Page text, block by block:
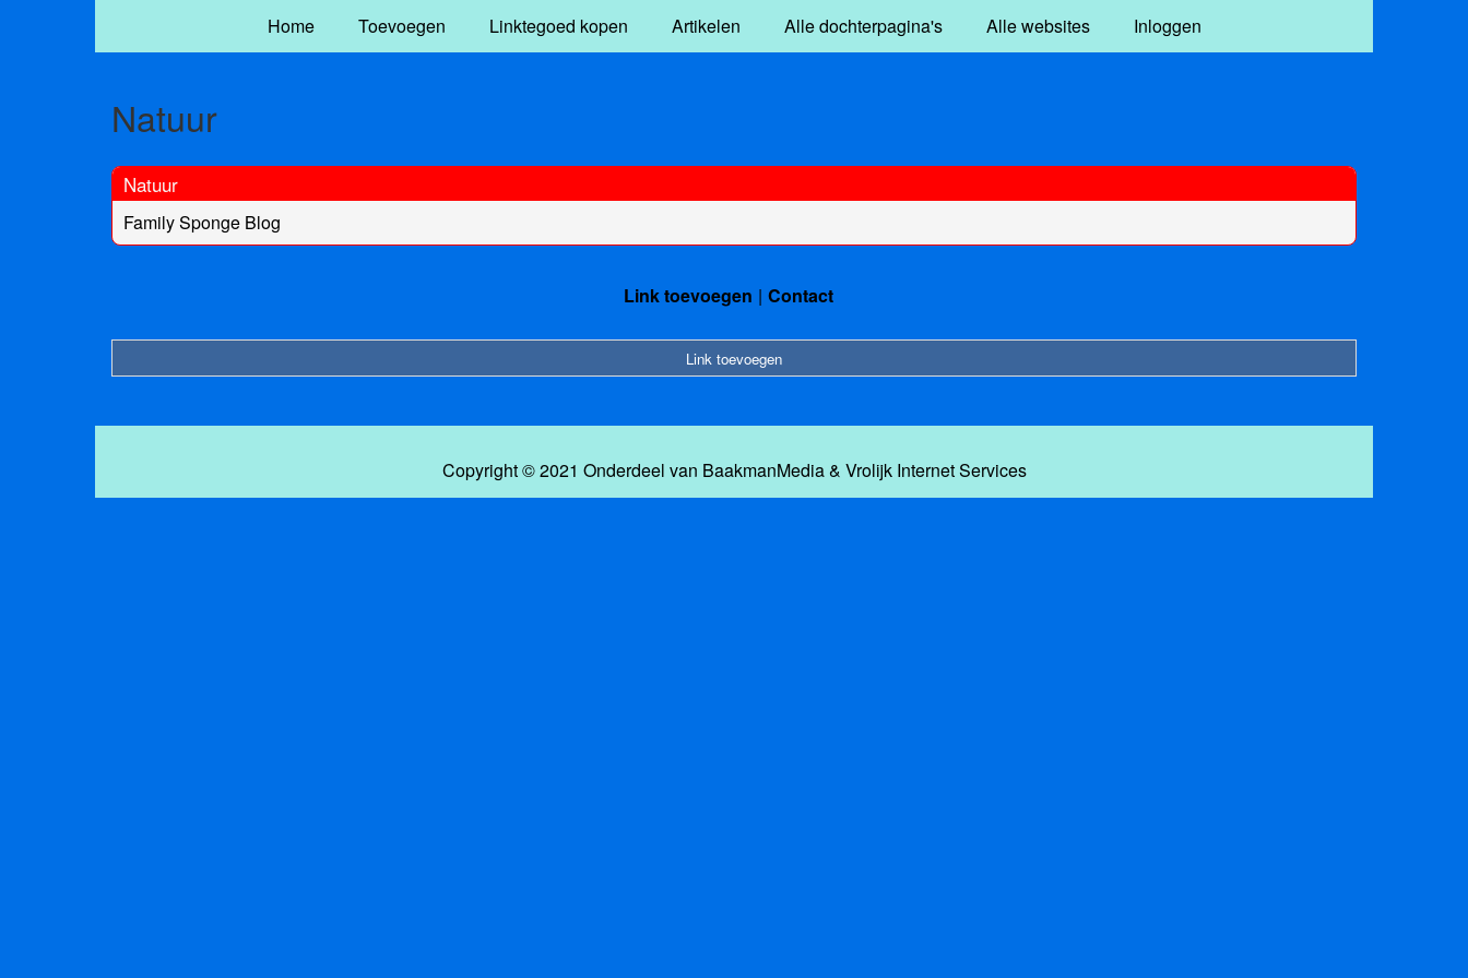
Home Toevoegen Linktegoed kopen Artikelen Alle dochterpagina's Alle websites Inloggen
Natuur
Natuur
Family Sponge Blog
Link toevoegen Contact
Link toevoegen
Copyright © 2021 Onderdeel van BaakmanMedia& Vrolijk Internet Services